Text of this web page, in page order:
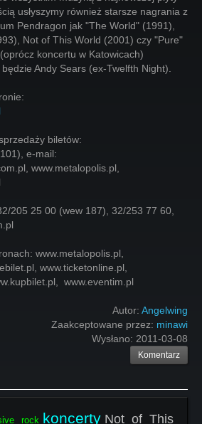
usłyszymy również starsze nagrania z
Pendragon jak "The World" (1991),
Not of This World (2001) czy "Pure"
koncertu w Katowicach)
Andy Sears (ex-Twelfth Night).
biletów:
e-mail:
www.metalopolis.pl,
205 25 00 (wew 187), 32/253 77 60,
www.metalopolis.pl,
www.ticketonline.pl,
www.eventim.pl
Autor: Angelwing
Zaakceptowane przez: minawi
Wysłano: 2011-03-08
Komentarz
rock koncerty Not of This